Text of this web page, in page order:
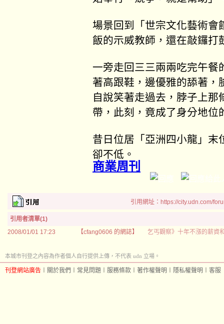
場景回到「世宗文化藝術會
飯的示威教師，還在敲鑼打
一旁走回三三兩兩吃完午餐
著高跟鞋，邊優雅的舔著，
自說笑著走過去，脖子上那
帶，此刻，竟成了身分地位
昔日位居「亞洲四小龍」末
卻不低。
商業周刊
引用網址：https://city.udn.com/
引用者清單(1)
2008/01/01 17:23
【cfang0606 的網誌】 乞丐觀察》十年不漲的薪資
本城市刊登之內容為作者個人自行提供上傳，不代表 udn 立場。
刊登網站廣告 關於我們 常見問題 服務條款 著作權聲明 隱私權聲明 客服